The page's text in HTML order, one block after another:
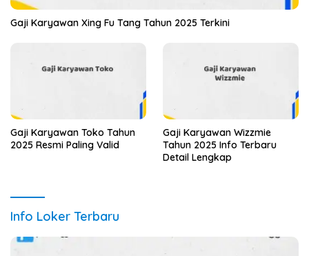
Gaji Karyawan Xing Fu Tang Tahun 2025 Terkini
Gaji Karyawan Toko Tahun
2025 Resmi Paling Valid
Gaji Karyawan Wizzmie
Tahun 2025 Info Terbaru
Detail Lengkap
Info Loker Terbaru